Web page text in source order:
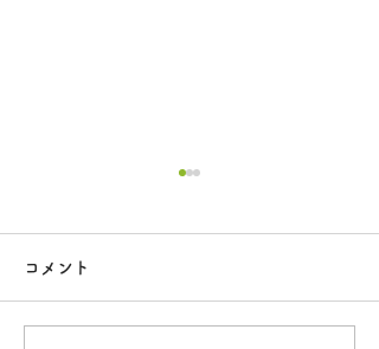
コメント